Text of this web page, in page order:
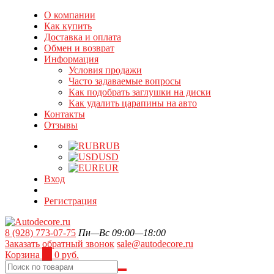
О компании
Как купить
Доставка и оплата
Обмен и возврат
Информация
Условия продажи
Часто задаваемые вопросы
Как подобрать заглушки на диски
Как удалить царапины на авто
Контакты
Отзывы
RUB
USD
EUR
Вход
Регистрация
8 (928) 773-07-75 Пн—Вс 09:00—18:00
Заказать обратный звонок sale@autodecore.ru
Корзина
0 руб.